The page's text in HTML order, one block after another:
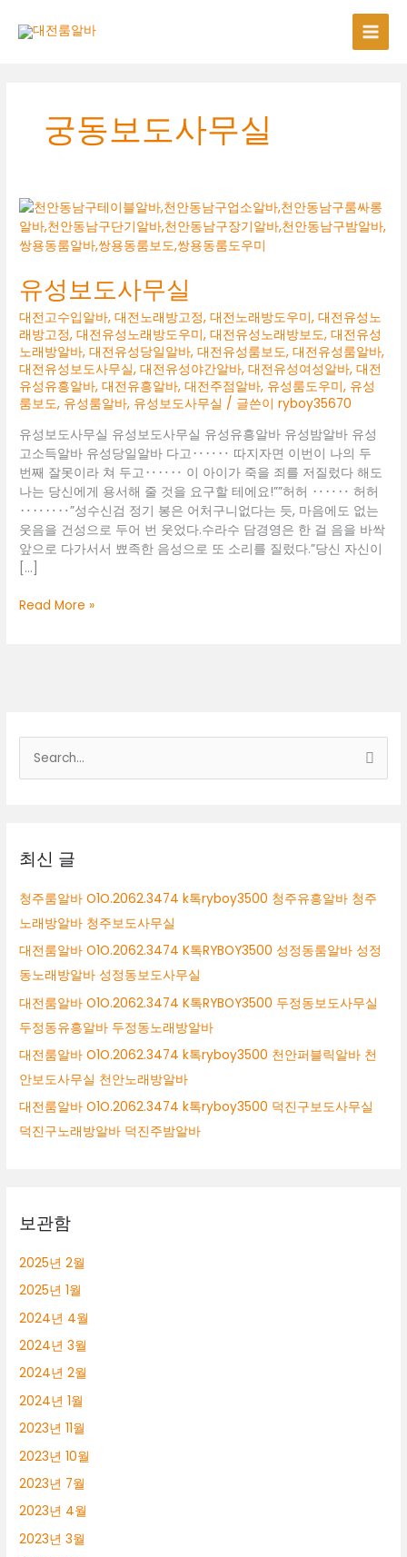
궁동보도사무실
유성보도사무실
대전고수입알바,대전노래방고정,대전노래방도우미,대전유성노
래방고정,대전유성노래방도우미,대전유성노래방보도,대전유성
노래방알바,대전유성당일알바,대전유성룸보도,대전유성룸알바,
대전유성보도사무실,대전유성야간알바,대전유성여성알바,대전
유성유흥알바,대전유흥알바,대전주점알바, 유성룸도우미, 유성
룸보도, 유성룸알바, 유성보도사무실 / 글쓴이ryboy35670
유성보도사무실 유성보도사무실 유성유흥알바 유성밤알바 유성
고소득알바 유성당일알바 다고‥‥‥ 따지자면 이번이 나의 두
번째 잘못이라 쳐 두고‥‥‥ 이 아이가 죽을 죄를 저질렀다 해도
나는 당신에게 용서해 줄 것을 요구할 테에요!””허허 ‥‥‥ 허허
‥‥‥‥”성수신검 정기 봉은 어처구니없다는 듯, 마음에도 없는
웃음을 건성으로 두어 번 웃었다.수라수 담경영은 한 걸 음을 바싹
앞으로 다가서서 뾰족한 음성으로 또 소리를 질렀다.”당신 자신이
[…]
유
Read More »
최신 글
청주룸알바 O1O.2062.3474 k톡ryboy3500 청주유흥알바 청주
노래방알바 청주보도사무실
대전룸알바 O1O.2062.3474 K톡RYBOY3500 성정동룸알바 성정
동노래방알바 성정동보도사무실
대전룸알바 O1O.2062.3474 K톡RYBOY3500 두정동보도사무실
두정동유흥알바 두정동노래방알바
대전룸알바 O1O.2062.3474 k톡ryboy3500 천안퍼블릭알바 천
안보도사무실 천안노래방알바
대전룸알바 O1O.2062.3474 k톡ryboy3500 덕진구보도사무실
덕진구노래방알바 덕진주밤알바
보관함
2025년 2월
2025년 1월
2024년 4월
2024년 3월
2024년 2월
2024년 1월
2023년 11월
2023년 10월
2023년 7월
2023년 4월
2023년 3월